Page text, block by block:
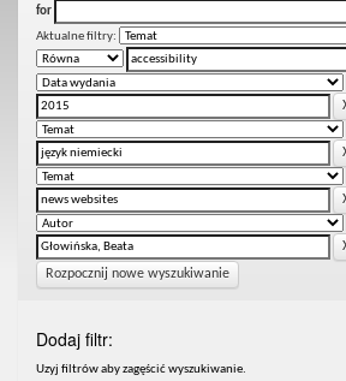
for
Aktualne filtry:
Rozpocznij nowe wyszukiwanie
Dodaj filtr:
Uzyj filtrów aby zagęścić wyszukiwanie.